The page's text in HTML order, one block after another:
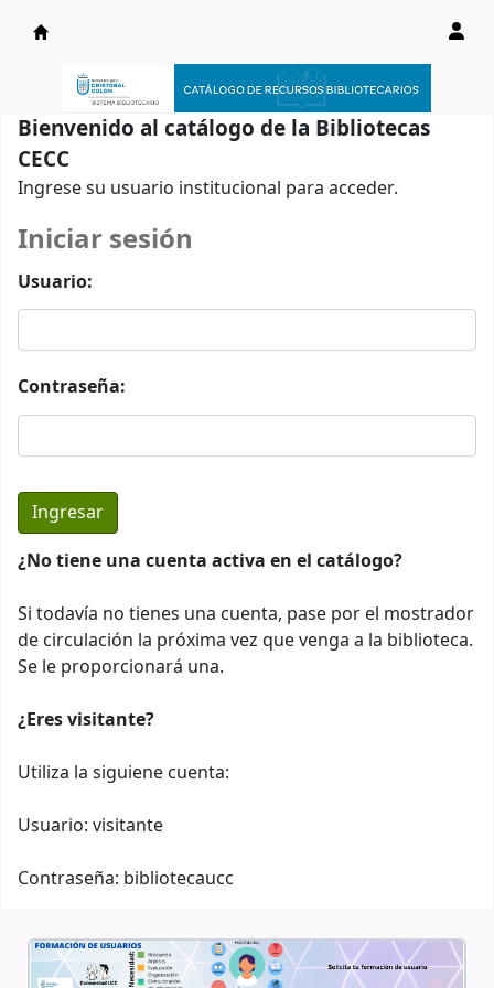
Catálogo en línea
Bienvenido al catálogo de la Bibliotecas
CECC
Ingrese su usuario institucional para acceder.
Iniciar sesión
Usuario:
Contraseña:
¿No tiene una cuenta activa en el catálogo?
Si todavía no tienes una cuenta, pase por el mostrador
de circulación la próxima vez que venga a la biblioteca.
Se le proporcionará una.
¿Eres visitante?
Utiliza la siguiene cuenta:
Usuario: visitante
Contraseña: bibliotecaucc